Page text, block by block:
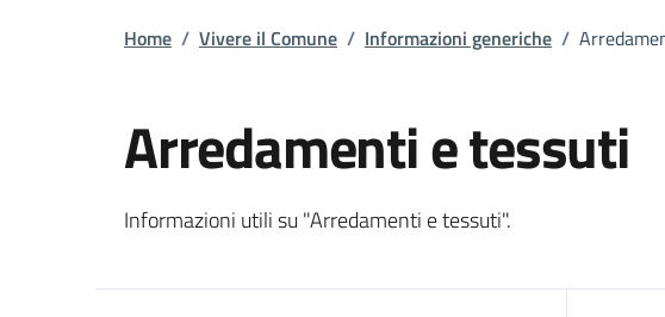
Home / Vivere il Comune / Informazioni generiche /
Arredamenti e tessuti
Dettagli dell'informazione
Informazioni utili su "Arredamenti e tessuti".